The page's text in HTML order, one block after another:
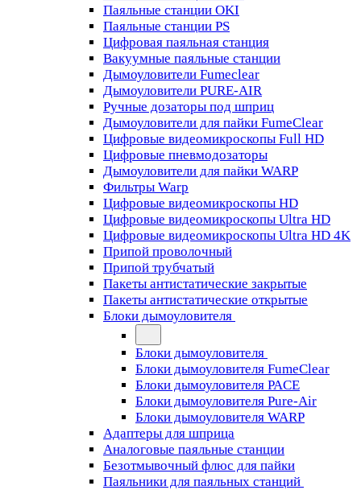
Паяльные станции OKI
Паяльные станции PS
Цифровая паяльная станция
Вакуумные паяльные станции
Дымоуловители Fumeclear
Дымоуловители PURE-AIR
Ручные дозаторы под шприц
Дымоуловители для пайки FumeClear
Цифровые видеомикроскопы Full HD
Цифровые пневмодозаторы
Дымоуловители для пайки WARP
Фильтры Warp
Цифровые видеомикроскопы HD
Цифровые видеомикроскопы Ultra HD
Цифровые видеомикроскопы Ultra HD 4K
Припой проволочный
Припой трубчатый
Пакеты антистатические закрытые
Пакеты антистатические открытые
Блоки дымоуловителя
Блоки дымоуловителя
Блоки дымоуловителя FumeClear
Блоки дымоуловителя PACE
Блоки дымоуловителя Pure-Air
Блоки дымоуловителя WARP
Адаптеры для шприца
Аналоговые паяльные станции
Безотмывочный флюс для пайки
Паяльники для паяльных станций